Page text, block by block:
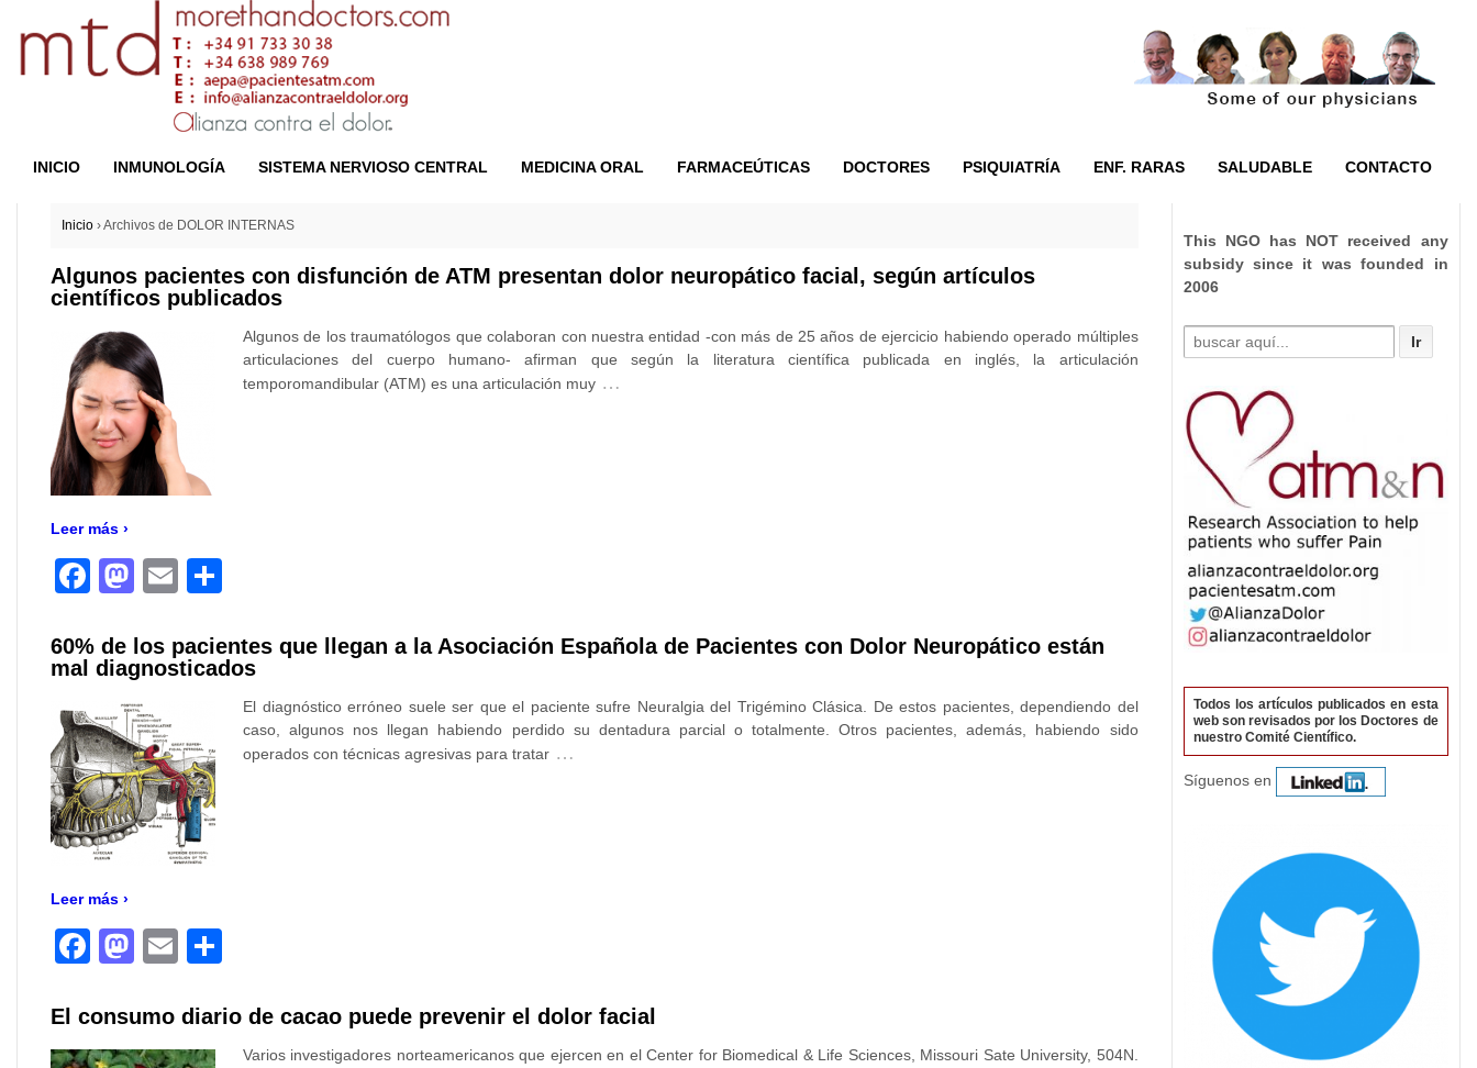
INICIO INMUNOLOGÍA SISTEMA NERVIOSO CENTRAL MEDICINA ORAL FARMACEÚTICAS DOCTORES PSIQUIATRÍA ENF. RARAS SALUDABLE CONTACTO
Inicio ›Archivos de DOLOR INTERNAS
Algunos pacientes con disfunción de ATM presentan dolor neuropático facial, según artículos
científicos publicados
Algunos de los traumatólogos que colaboran con nuestra entidad -con más de 25 años de ejercicio habiendo operado múltiples
articulaciones del cuerpo humano- afirman que según la literatura científica publicada en inglés, la articulación
temporomandibular (ATM) es una articulación muy …
Leer más ›
Facebook
Mastodon
Email
60% de los pacientes que llegan a la Asociación Española de Pacientes con Dolor Neuropático están
mal diagnosticados
El diagnóstico erróneo suele ser que el paciente sufre Neuralgia del Trigémino Clásica. De estos pacientes, dependiendo del
caso, algunos nos llegan habiendo perdido su dentadura parcial o totalmente. Otros pacientes, además, habiendo sido
operados con técnicas agresivas para tratar …
Leer más ›
Facebook
Mastodon
Email
El consumo diario de cacao puede prevenir el dolor facial
Varios investigadores norteamericanos que ejercen en el Center for Biomedical & Life Sciences, Missouri Sate University, 504N.
This NGO has NOT received any
subsidy since it was founded in
2006
Buscar
por:
Todos los artículos publicados en esta
web son revisados por los Doctores de
nuestro Comité Científico.
Síguenos en